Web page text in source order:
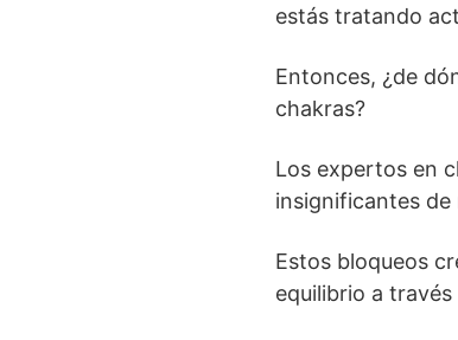
estás tratando
Entonces, ¿de
chakras?
Los expertos en
insignificantes de
Estos bloqueos
equilibrio a